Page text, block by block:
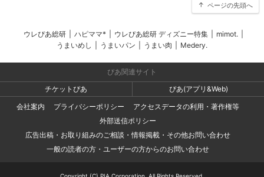
ページの先頭へ
ウレぴあ総研 ハピママ* ウレぴあ総研 ディズニー特集 mimot.
うまいめし
うまいパン うまい肉 Medery.
ぴあ関連サイト
チケットぴあ
ぴあ(アプリ&Web)
会社案内
プライバシーポリシー
アクセスデータの利用・著作権等
外部送信ポリシー
広告出稿・お取り組みのご相談・情報掲載・その他お問い合わせ
一般の読者の方・ユーザーの方からのお問い合わせ